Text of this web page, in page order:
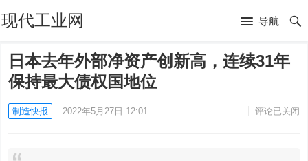
现代工业网 导航
日本去年外部净资产创新高，连续31年
保持最大债权国地位
制造快报 2022年5月27日 12:01 评论已关闭